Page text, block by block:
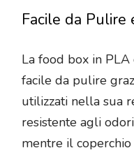
Facile da Pulire
La food box in
facile da pulire
utilizzati nella sua
resistente agli
mentre il